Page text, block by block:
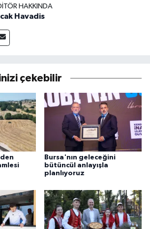
HAKKINDA
Havadis
çekebilir
Bursa'nın geleceğini
bütüncül anlayışla
planlıyoruz